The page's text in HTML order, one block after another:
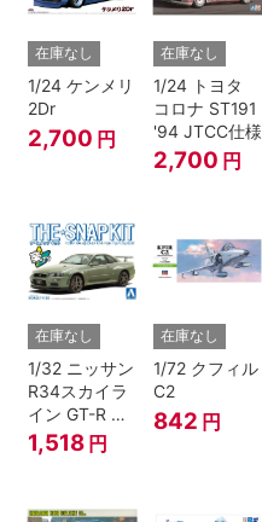
在庫なし
1/24 ケンメリ
2Dr
2,700 円
在庫なし
1/24 トヨタ
コロナ ST191
'94 JTCC仕様
2,700 円
在庫なし
1/32 ニッサン
R34スカイラ
イン GT-R ニ
ュル(ミレニア
ムジェイド)
1,518 円
在庫なし
1/72 クフィル
C2
842 円